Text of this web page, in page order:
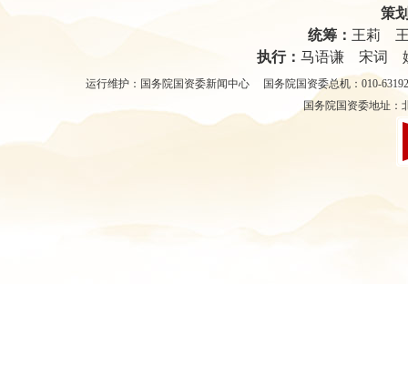
策
统筹： 王莉
执行： 马语谦 宋词
运行维护：国务院国资委新闻中心 国务院国资委总机：010-
国务院国资委地址：